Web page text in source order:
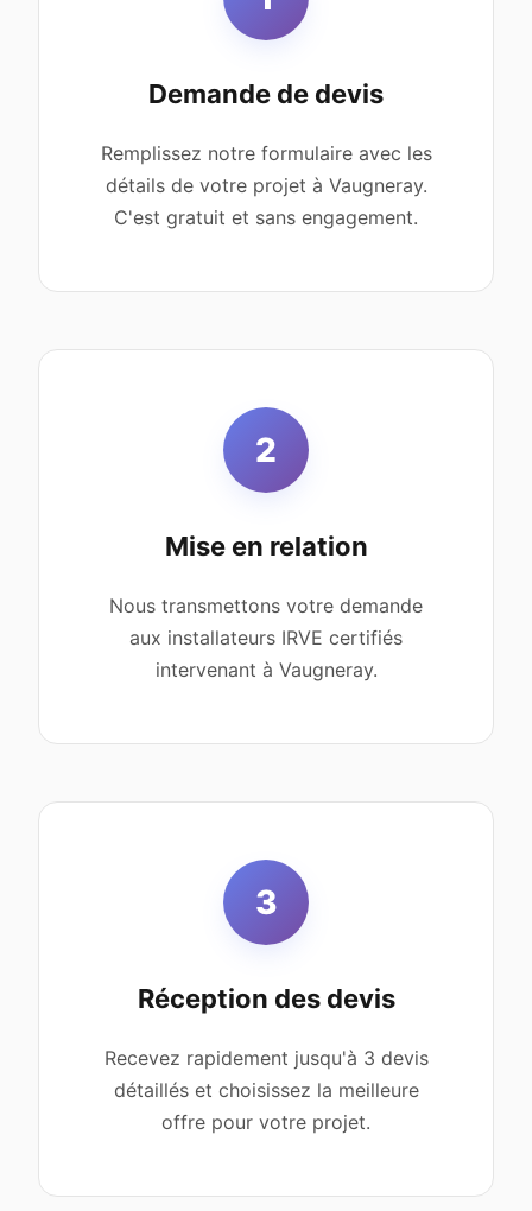
Demande de devis
Remplissez notre formulaire avec les
détails de votre projet à Vaugneray.
C'est gratuit et sans engagement.
2
Mise en relation
Nous transmettons votre demande
aux installateurs IRVE certifiés
intervenant à Vaugneray.
3
Réception des devis
Recevez rapidement jusqu'à 3 devis
détaillés et choisissez la meilleure
offre pour votre projet.